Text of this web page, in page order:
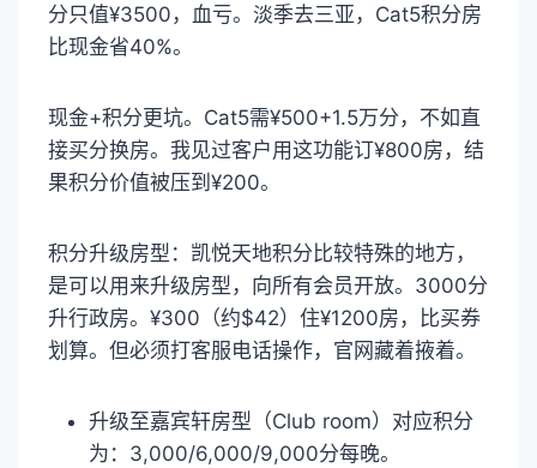
分只值¥3500，血亏。淡季去三亚，Cat5积分房
比现金省40%。
现金+积分更坑。Cat5需¥500+1.5万分，不如直
接买分换房。我见过客户用这功能订¥800房，结
果积分价值被压到¥200。
积分升级房型：凯悦天地积分比较特殊的地方，
是可以用来升级房型，向所有会员开放。3000分
升行政房。¥300（约$42）住¥1200房，比买券
划算。但必须打客服电话操作，官网藏着掖着。
升级至嘉宾轩房型（Club room）对应积分
为：3,000/6,000/9,000分每晚。